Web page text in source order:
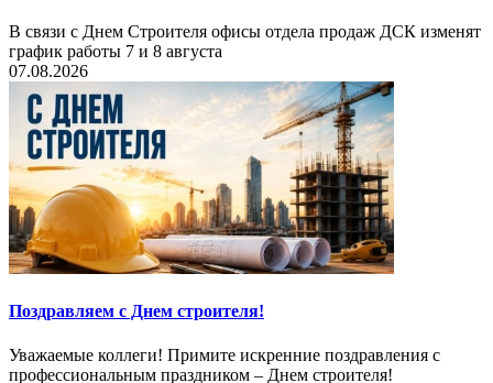
В связи с Днем Строителя офисы отдела продаж ДСК изменят
график работы 7 и 8 августа
07.08.2026
Поздравляем с Днем строителя!
Уважаемые коллеги! Примите искренние поздравления с
профессиональным праздником – Днем строителя!